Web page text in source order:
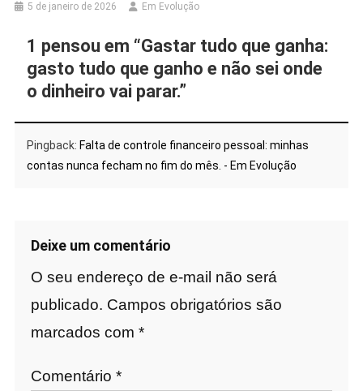
5 de janeiro de 2026 Em Evolução
1 pensou em “Gastar tudo que ganha:
gasto tudo que ganho e não sei onde
o dinheiro vai parar.”
Pingback: Falta de controle financeiro pessoal: minhas
contas nunca fecham no fim do mês. - Em Evolução
Deixe um comentário
O seu endereço de e-mail não será
publicado. Campos obrigatórios são
marcados com *
Comentário *